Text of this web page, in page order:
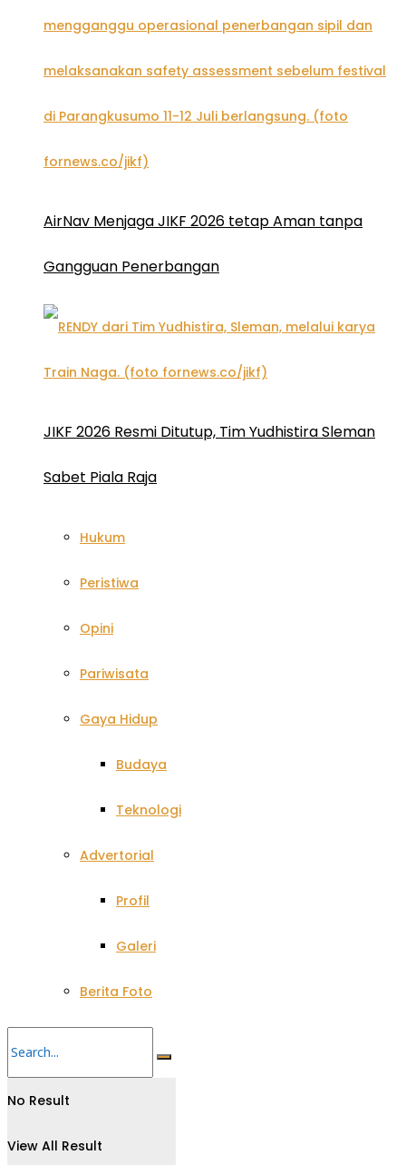
AirNav Menjaga JIKF 2026 tetap Aman tanpa
Gangguan Penerbangan
JIKF 2026 Resmi Ditutup, Tim Yudhistira Sleman
Sabet Piala Raja
Hukum
Peristiwa
Opini
Pariwisata
Gaya Hidup
Budaya
Teknologi
Advertorial
Profil
Galeri
Berita Foto
No Result
View All Result